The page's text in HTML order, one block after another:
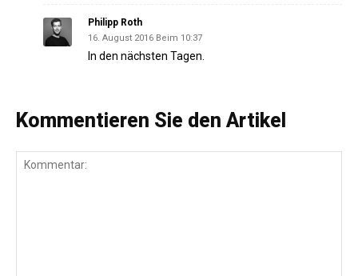
Philipp Roth
16. August 2016 Beim 10:37
In den nächsten Tagen.
Kommentieren Sie den Artikel